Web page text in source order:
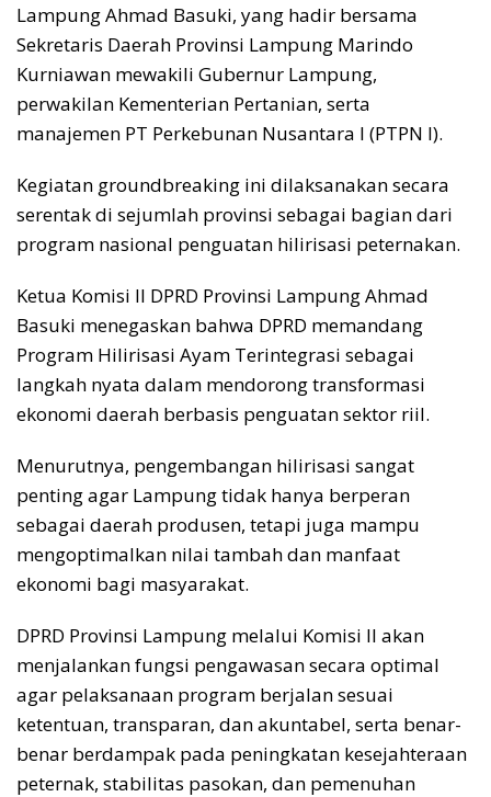
Lampung Ahmad Basuki, yang hadir bersama
Sekretaris Daerah Provinsi Lampung Marindo
Kurniawan mewakili Gubernur Lampung,
perwakilan Kementerian Pertanian, serta
manajemen PT Perkebunan Nusantara I (PTPN I).
Kegiatan groundbreaking ini dilaksanakan secara
serentak di sejumlah provinsi sebagai bagian dari
program nasional penguatan hilirisasi peternakan.
Ketua Komisi II DPRD Provinsi Lampung Ahmad
Basuki menegaskan bahwa DPRD memandang
Program Hilirisasi Ayam Terintegrasi sebagai
langkah nyata dalam mendorong transformasi
ekonomi daerah berbasis penguatan sektor riil.
Menurutnya, pengembangan hilirisasi sangat
penting agar Lampung tidak hanya berperan
sebagai daerah produsen, tetapi juga mampu
mengoptimalkan nilai tambah dan manfaat
ekonomi bagi masyarakat.
DPRD Provinsi Lampung melalui Komisi II akan
menjalankan fungsi pengawasan secara optimal
agar pelaksanaan program berjalan sesuai
ketentuan, transparan, dan akuntabel, serta benar-
benar berdampak pada peningkatan kesejahteraan
peternak, stabilitas pasokan, dan pemenuhan